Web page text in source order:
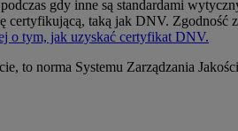
gdy inne są standardami
certyfikującą, taką jak DNV.
o tym, jak uzyskać certyfikat DNV.
to norma Systemu Zarządzania